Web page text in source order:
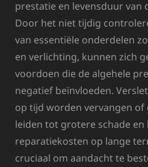
prestatie en levensduur van
Door het niet tijdig
van essentiële onderdelen
en verlichting, kunnen zich
voordoen die de algehele
negatief beïnvloeden.
op tijd worden vervangen
leiden tot grotere schade en
reparatiekosten op lange
cruciaal om aandacht te